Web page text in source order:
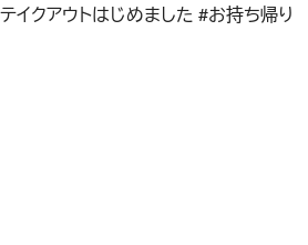
イクアウトはじめました #お持ち帰り